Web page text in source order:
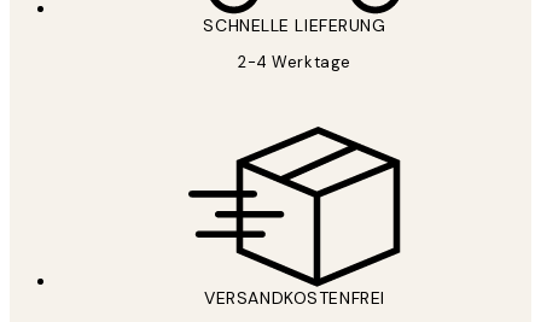
SCHNELLE LIEFERUNG
2-4 Werktage
VERSANDKOSTENFREI